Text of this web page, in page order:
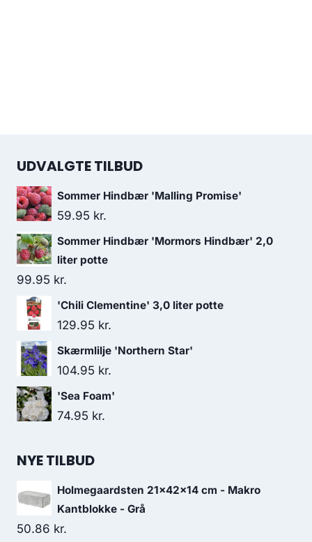
UDVALGTE TILBUD
Sommer Hindbær 'Malling Promise'
59.95 kr.
Sommer Hindbær 'Mormors Hindbær' 2,0
liter potte
99.95 kr.
'Chili Clementine' 3,0 liter potte
129.95 kr.
Skærmlilje 'Northern Star'
104.95 kr.
'Sea Foam'
74.95 kr.
NYE TILBUD
Holmegaardsten 21x42x14 cm - Makro
Kantblokke - Grå
50.86 kr.